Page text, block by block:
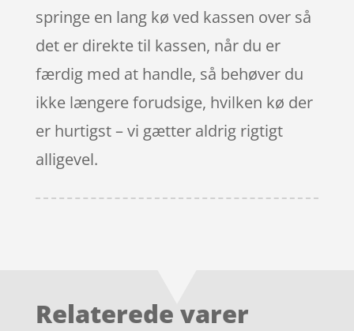
springe en lang kø ved kassen over så
det er direkte til kassen, når du er
færdig med at handle, så behøver du
ikke længere forudsige, hvilken kø der
er hurtigst – vi gætter aldrig rigtigt
alligevel.
Relaterede varer